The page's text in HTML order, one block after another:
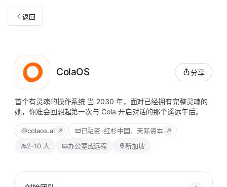
返回
ColaOS
首个有灵魂的操作系统 当 2030 年，面对已经拥有完整灵魂的
她，你准会回想起第一次与 Cola 开启对话的那个遥远午后。
分享
colaos.ai 已融资 ·红杉中国、天际资本
2-10 人
办公室或远程 新加坡